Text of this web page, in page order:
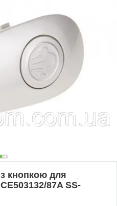
кнопкою для
87A SS-